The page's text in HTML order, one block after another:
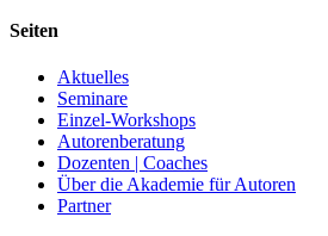
Seiten
Aktuelles
Seminare
Einzel-Workshops
Autorenberatung
Dozenten | Coaches
Über die Akademie für Autoren
Partner